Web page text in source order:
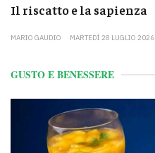
Il riscatto e la sapienza
MARIO GAUDIO MARTEDÌ 28 LUGLIO 2026
GUSTO E BENESSERE